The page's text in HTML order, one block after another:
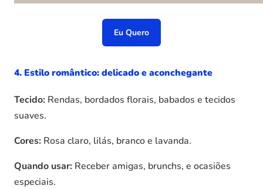
Eu Quero
4. Estilo romântico: delicado e aconchegante
Tecido: Rendas, bordados florais, babados e tecidos
suaves.
Cores: Rosa claro, lilás, branco e lavanda.
Quando usar: Receber amigas, brunchs, e ocasiões
especiais.